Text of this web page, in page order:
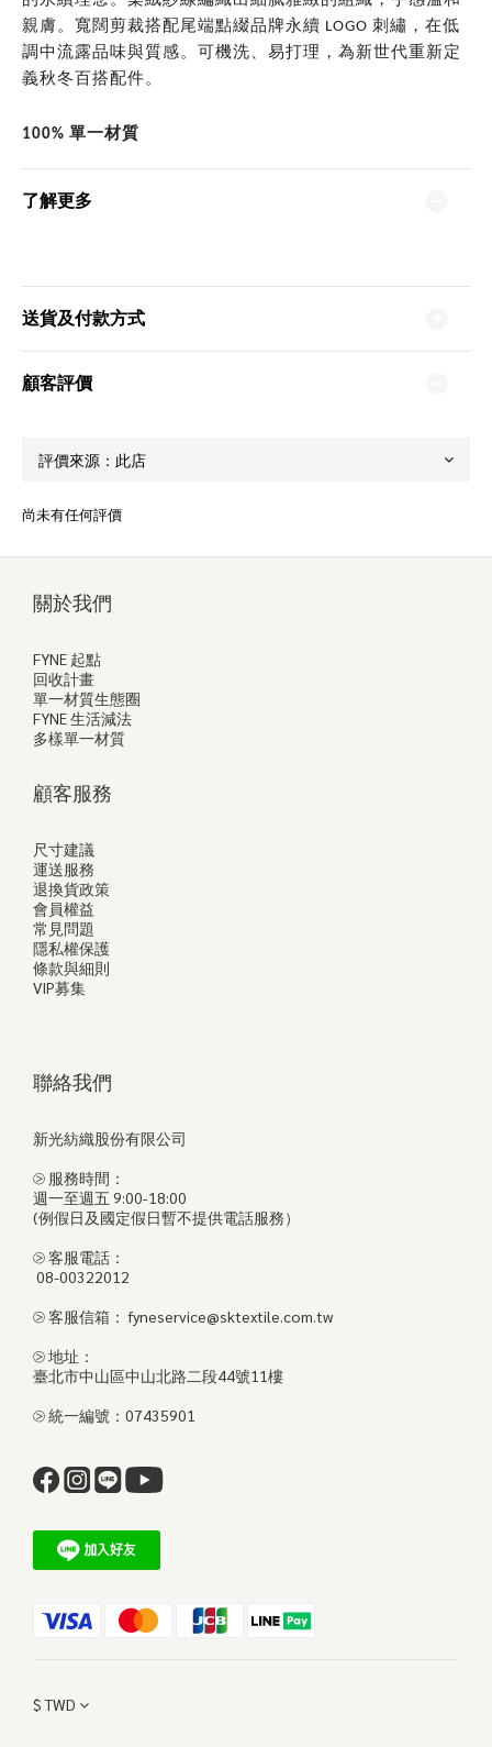
親膚。寬闊剪裁搭配尾端點綴品牌永續 LOGO 刺繡，在低
調中流露品味與質感。可機洗、易打理，為新世代重新定
義秋冬百搭配件。
100% 單一材質
了解更多
送貨及付款方式
顧客評價
尚未有任何評價
關於我們
FYNE 起點
回收計畫
單一材質生態圈
FYNE 生活減法
多樣單一材質
顧客服務
尺寸建議
運送服務
退換貨政策
會員權益
常見問題
隱私權保護
條款與細則
VIP募集
聯絡我們
新光紡織股份有限公司
⧁ 服務時間：
週一至週五 9:00-18:00
(例假日及國定假日暫不提供電話服務）
⧁ 客服電話：
08-00322012
⧁ 客服信箱： fyneservice@sktextile.com.tw
⧁ 地址：
臺北市中山區中山北路二段44號11樓
⧁ 統一編號：07435901
$ TWD